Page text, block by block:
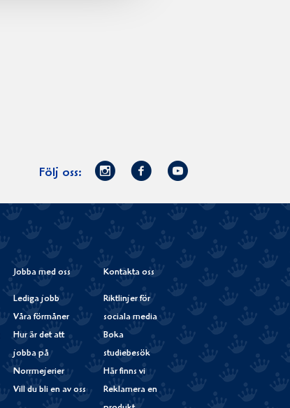
Följ oss:
Norrmejerier
Instagram
Facebook
Youtube
Jobba med oss
Lediga jobb
Våra förmåner
Hur är det att
jobba på
Norrmejerier
Vill du bli en av oss
Kontakta oss
Riktlinjer för
sociala media
Boka
studiebesök
Här finns vi
Reklamera en